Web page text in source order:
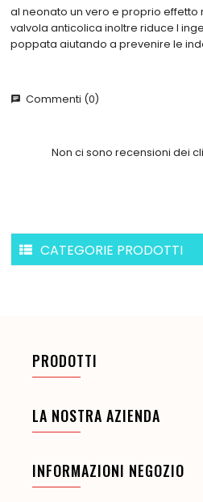
al neonato un vero e proprio
valvola anticolica inoltre riduce l
poppata aiutando a prevenire le
chat Commenti (0)
Non ci sono recensioni dei
CATEGORIE PRODOTTI
PRODOTTI
LA NOSTRA AZIENDA
INFORMAZIONI NEGOZIO